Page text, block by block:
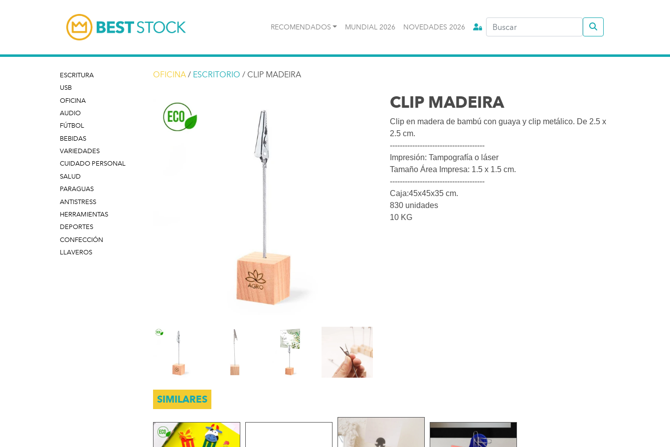
RECOMENDADOS MUNDIAL 2026 NOVEDADES 2026
ESCRITURA
USB
OFICINA
AUDIO
FÚTBOL
BEBIDAS
VARIEDADES
CUIDADO PERSONAL
SALUD
PARAGUAS
ANTISTRESS
HERRAMIENTAS
DEPORTES
CONFECCIÓN
LLAVEROS
OFICINA / ESCRITORIO / CLIP MADEIRA
CLIP MADEIRA
Clip en madera de bambú con guaya y clip metálico. De 2.5 x
2.5 cm.
--------------------------------------
Impresión: Tampografía o láser
Tamaño Área Impresa: 1.5 x 1.5 cm.
--------------------------------------
Caja:45x45x35 cm.
830 unidades
10 KG
SIMILARES